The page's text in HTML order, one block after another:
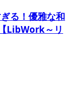
る！優雅な和
LibWork～リ